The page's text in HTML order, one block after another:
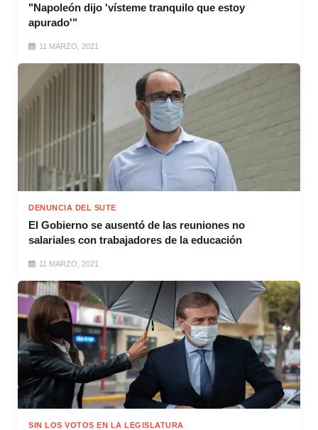
"Napoleón dijo 'vísteme tranquilo que estoy
apurado'"
11 MARZO, 2021
DENUNCIA DEL SUTE
El Gobierno se ausentó de las reuniones no
salariales con trabajadores de la educación
11 MARZO, 2021
SIN LOS VOTOS EN LA LEGISLATURA